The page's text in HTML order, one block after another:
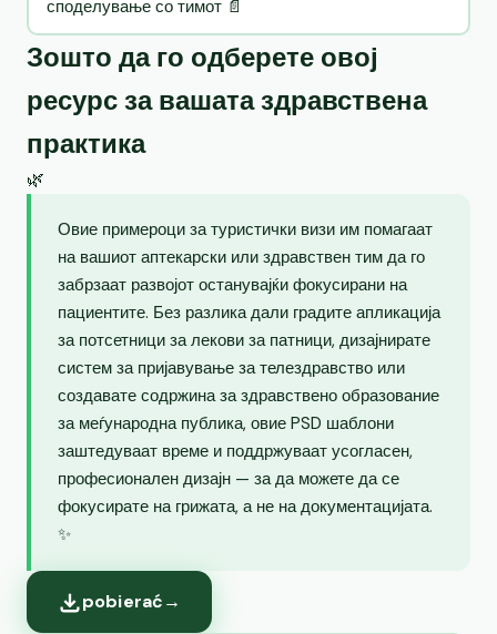
споделување со тимот 📄
Зошто да го одберете овој
ресурс за вашата здравствена
практика
🌿
Овие примероци за туристички визи им помагаат
на вашиот аптекарски или здравствен тим да го
забрзаат развојот останувајќи фокусирани на
пациентите. Без разлика дали градите апликација
за потсетници за лекови за патници, дизајнирате
систем за пријавување за телездравство или
создавате содржина за здравствено образование
за меѓународна публика, овие PSD шаблони
заштедуваат време и поддржуваат усогласен,
професионален дизајн — за да можете да се
фокусирате на грижата, а не на документацијата.
✨
pobierać→